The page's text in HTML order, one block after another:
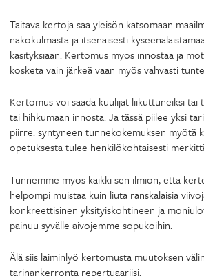
Taitava kertoja saa yleisön katsomaan
näkökulmasta ja itsenäisesti
käsityksiään. Kertomus myös innostaa ja
kosketa vain järkeä vaan myös vahvasti
Kertomus voi saada kuulijat liikuttuneiksi tai
tai hihkumaan innosta. Ja tässä piilee yksi
piirre: syntyneen tunnekokemuksen myötä
opetuksesta tulee henkilökohtaisesti
Tunnemme myös kaikki sen ilmiön, että
helpompi muistaa kuin liuta ranskalaisia
konkreettisinen yksityiskohtineen ja
painuu syvälle aivojemme sopukoihin.
Älä siis laiminlyö kertomusta muutoksen
tarinankerronta repertuaariisi.